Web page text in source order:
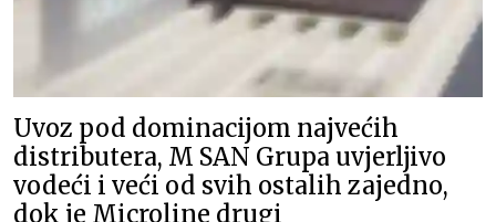
Uvoz pod dominacijom najvećih
distributera, M SAN Grupa uvjerljivo
vodeći i veći od svih ostalih zajedno,
dok je Microline drugi